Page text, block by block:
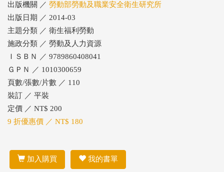
出版機關 ／ 勞動部勞動及職業安全衛生研究所
出版日期 ／ 2014-03
主題分類 ／ 衛生福利勞動
施政分類 ／ 勞動及人力資源
ＩＳＢＮ ／ 9789860408041
ＧＰＮ ／ 1010300659
頁數/張數/片數 ／ 110
裝訂 ／ 平裝
定價 ／ NT$ 200
9 折優惠價 ／ NT$ 180
加入購買 我的書單